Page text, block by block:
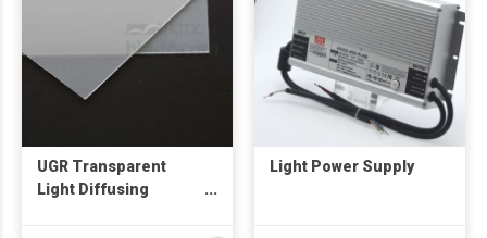
UGR Transparent
Light Diffusing
Light Power Supply